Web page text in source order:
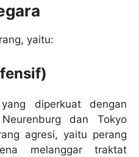
yaitu:
diperkuat dengan
dan Tokyo
agresi, yaitu perang
melanggar traktat